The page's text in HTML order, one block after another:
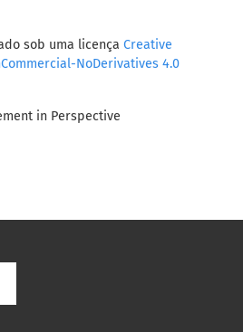
sob uma licença Creative
NoDerivatives 4.0
in Perspective